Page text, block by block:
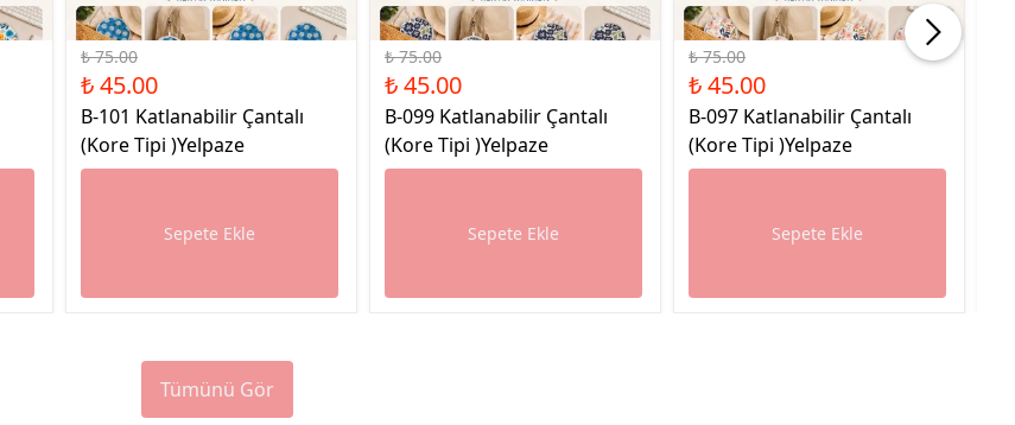
%40 İndirim
₺ 75.00
₺ 45.00
B-101 Katlanabilir Çantalı
(Kore Tipi )Yelpaze
Sepete Ekle
%40 İndirim
₺ 75.00
₺ 45.00
B-099 Katlanabilir Çantalı
(Kore Tipi )Yelpaze
Sepete Ekle
%40 İndirim
₺ 75.00
₺ 45.00
B-097 Katlanabilir Çantalı
(Kore Tipi )Yelpaze
Sepete Ekle
Tümünü Gör